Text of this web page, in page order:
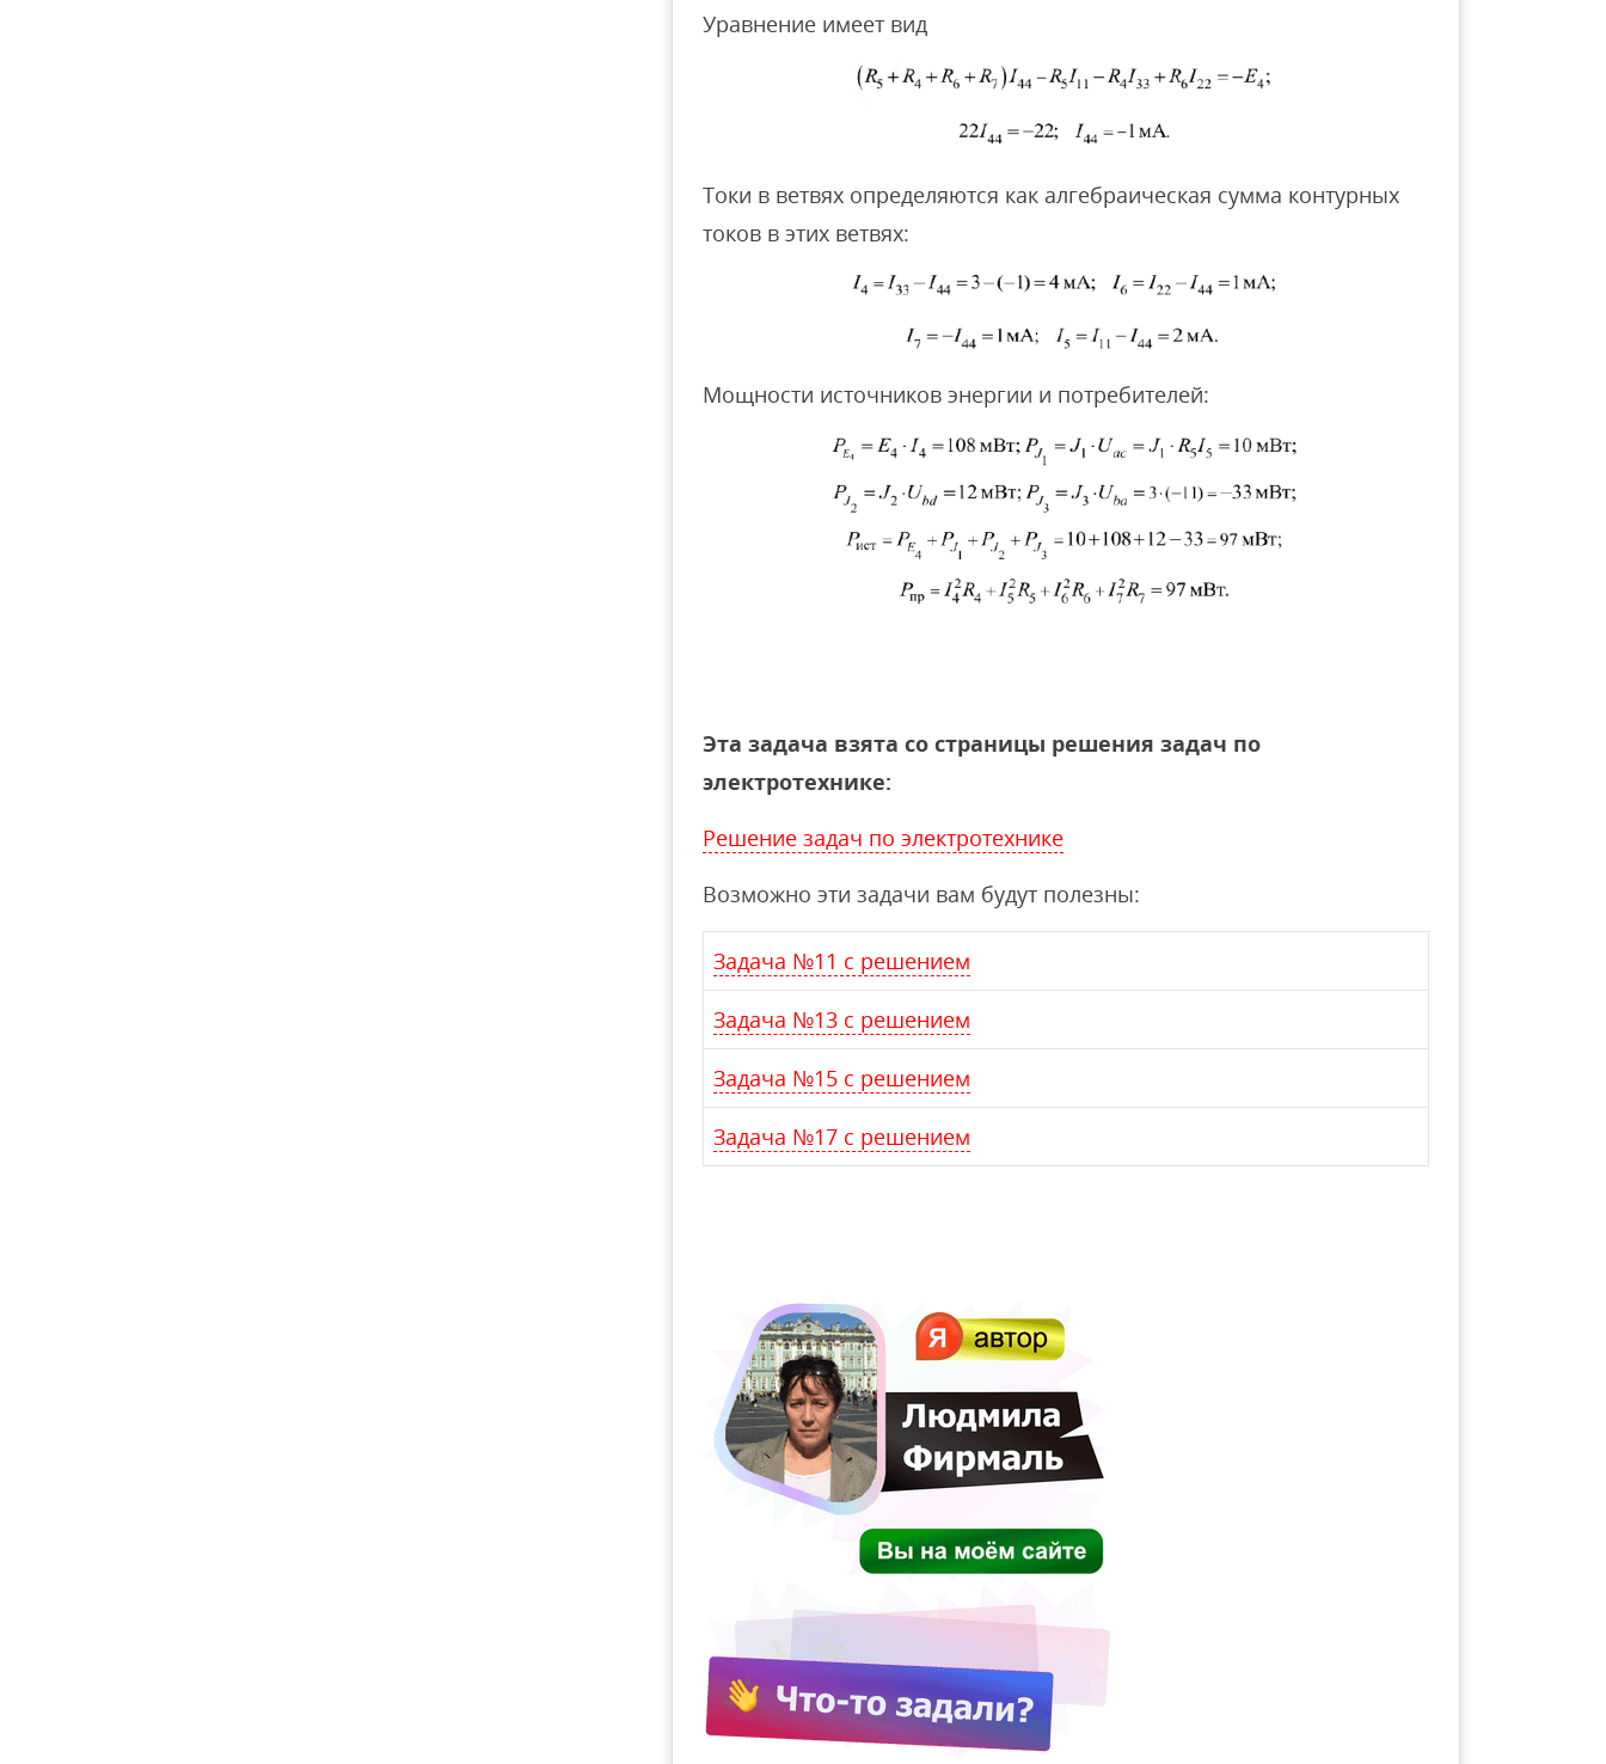
Уравнение имеет вид
Токи в ветвях определяются как алгебраическая сумма контурных
токов в этих ветвях:
Мощности источников энергии и потребителей:
Эта задача взята со страницы решения задач по
электротехнике:
Решение задач по электротехнике
Возможно эти задачи вам будут полезны:
Задача №11 с решением
Задача №13 с решением
Задача №15 с решением
Задача №17 с решением